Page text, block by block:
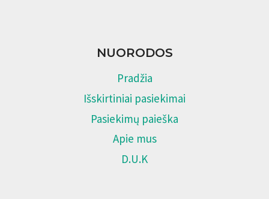
NUORODOS
Pradžia
Išskirtiniai pasiekimai
Pasiekimų paieška
Apie mus
D.U.K